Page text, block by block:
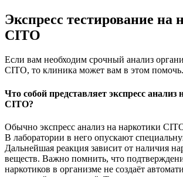
Экспресс тестирование на
CITO
Если вам необходим срочный анализ
CITO, то клиника может вам в этом помочь.
Что собой представляет экспресс анализ
CITO?
Обычно экспресс анализ на наркотики
В лаборатории в него опускают
Дальнейшая реакция зависит от наличия
веществ. Важно помнить, что
наркотиков в организме не создаёт